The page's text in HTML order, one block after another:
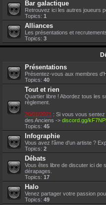
Bar galactique
Retrouvez ici les autres joueurs
Topics: 1
Alliances
Les présentations et
Topics: 3
Présentations
Présentez-vous aux membres
Topics: 40
Tout et rien
Quartier libre ! Abordez tous les
règlement.
20/01/2021 : Si vous vous
des Anciens -> discord.gg/
Topics: 45
Infographie
Vous avez l'âme d'un artiste ?
Topics: 2
Débats
Vous êtes libre de discuter ici de
dérapages.
Topics: 17
Halo
Venez partager votre passion
Topics: 49